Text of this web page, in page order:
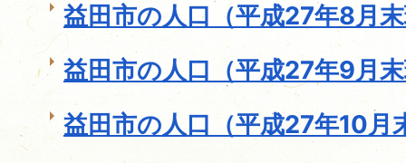
益田市の人口（平成27年8月
益田市の人口（平成27年9月
益田市の人口（平成27年10月